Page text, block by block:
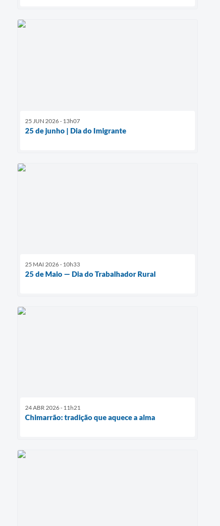
25 JUN 2026 - 13h07
25 de junho | Dia do Imigrante
25 MAI 2026 - 10h33
25 de Maio — Dia do Trabalhador Rural
24 ABR 2026 - 11h21
Chimarrão: tradição que aquece a alma